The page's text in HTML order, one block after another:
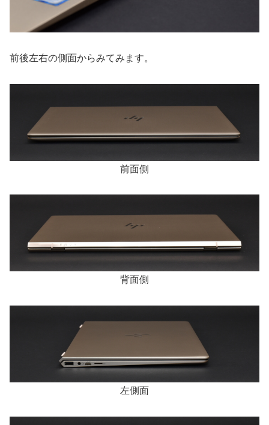
前後左右の側面からみてみます。
前面側
背面側
左側面